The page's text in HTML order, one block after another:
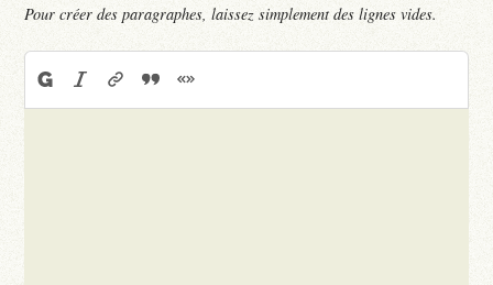
Pour créer des paragraphes, laissez simplement des lignes vides.